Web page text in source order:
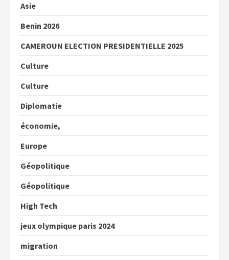
Asie
Benin 2026
CAMEROUN ELECTION PRESIDENTIELLE 2025
Culture
Culture
Diplomatie
économie,
Europe
Géopolitique
Géopolitique
High Tech
jeux olympique paris 2024
migration